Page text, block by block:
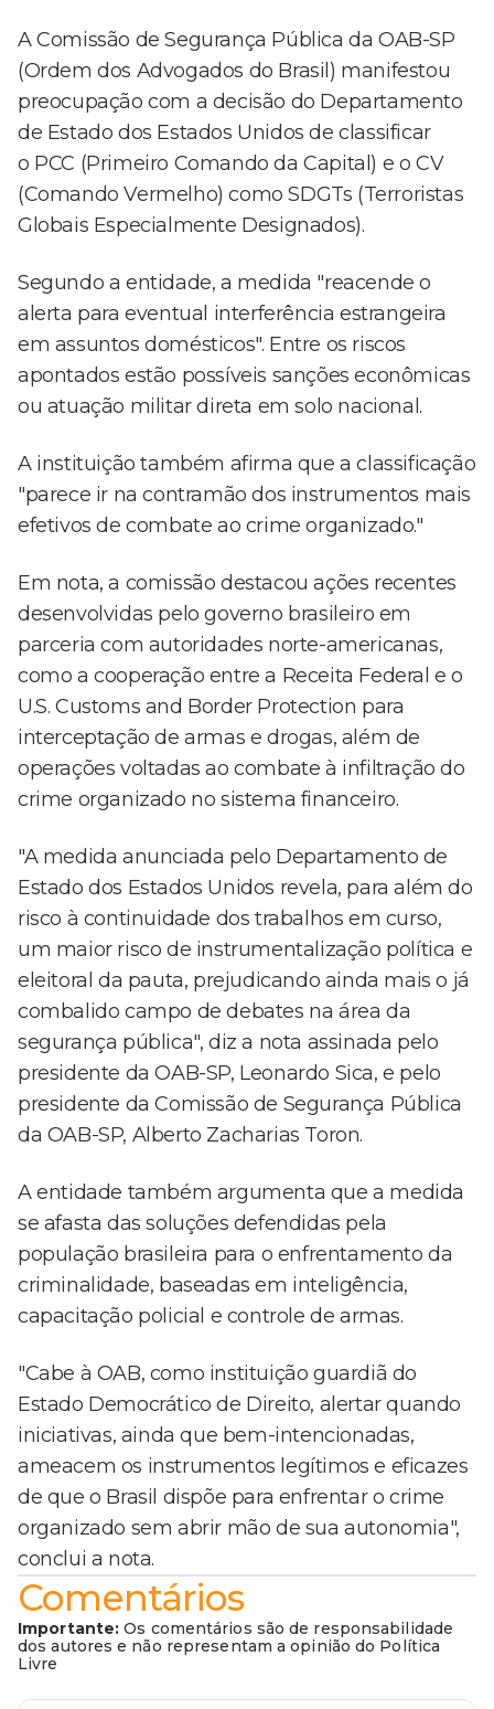
A Comissão de Segurança Pública da OAB-SP
(Ordem dos Advogados do Brasil) manifestou
preocupação com a decisão do Departamento
de Estado dos Estados Unidos de classificar
o PCC (Primeiro Comando da Capital) e o CV
(Comando Vermelho) como SDGTs (Terroristas
Globais Especialmente Designados).
Segundo a entidade, a medida "reacende o
alerta para eventual interferência estrangeira
em assuntos domésticos". Entre os riscos
apontados estão possíveis sanções econômicas
ou atuação militar direta em solo nacional.
A instituição também afirma que a classificação
"parece ir na contramão dos instrumentos mais
efetivos de combate ao crime organizado."
Em nota, a comissão destacou ações recentes
desenvolvidas pelo governo brasileiro em
parceria com autoridades norte-americanas,
como a cooperação entre a Receita Federal e o
U.S. Customs and Border Protection para
interceptação de armas e drogas, além de
operações voltadas ao combate à infiltração do
crime organizado no sistema financeiro.
"A medida anunciada pelo Departamento de
Estado dos Estados Unidos revela, para além do
risco à continuidade dos trabalhos em curso,
um maior risco de instrumentalização política e
eleitoral da pauta, prejudicando ainda mais o já
combalido campo de debates na área da
segurança pública", diz a nota assinada pelo
presidente da OAB-SP, Leonardo Sica, e pelo
presidente da Comissão de Segurança Pública
da OAB-SP, Alberto Zacharias Toron.
A entidade também argumenta que a medida
se afasta das soluções defendidas pela
população brasileira para o enfrentamento da
criminalidade, baseadas em inteligência,
capacitação policial e controle de armas.
"Cabe à OAB, como instituição guardiã do
Estado Democrático de Direito, alertar quando
iniciativas, ainda que bem-intencionadas,
ameacem os instrumentos legítimos e eficazes
de que o Brasil dispõe para enfrentar o crime
organizado sem abrir mão de sua autonomia",
conclui a nota.
Comentários
Importante: Os comentários são de responsabilidade
dos autores e não representam a opinião do Política
Livre